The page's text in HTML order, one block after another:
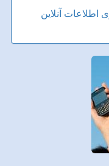
اطلاعات آنلاین